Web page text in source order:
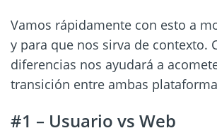
Vamos rápidamente con esto a
y para que nos sirva de contexto.
diferencias nos ayudará a
transición entre ambas
#1 – Usuario vs Web